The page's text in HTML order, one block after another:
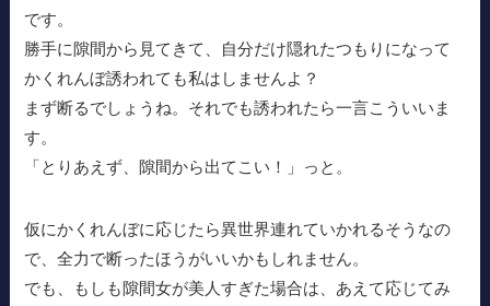
です。
勝手に隙間から見てきて、自分だけ隠れたつもりになって
かくれんぼ誘われても私はしませんよ？
まず断るでしょうね。それでも誘われたら一言こういいま
す。
「とりあえず、隙間から出てこい！」っと。
仮にかくれんぼに応じたら異世界連れていかれるそうなの
で、全力で断ったほうがいいかもしれません。
でも、もしも隙間女が美人すぎた場合は、あえて応じてみ